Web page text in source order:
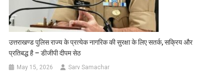
उत्तराखण्ड पुलिस राज्य के प्रत्येक नागरिक की सुरक्षा के लिए सतर्क, सक्रिय और
प्रतिबद्ध है – डीजीपी दीपम सेठ
May 15, 2026 Sarv Samachar